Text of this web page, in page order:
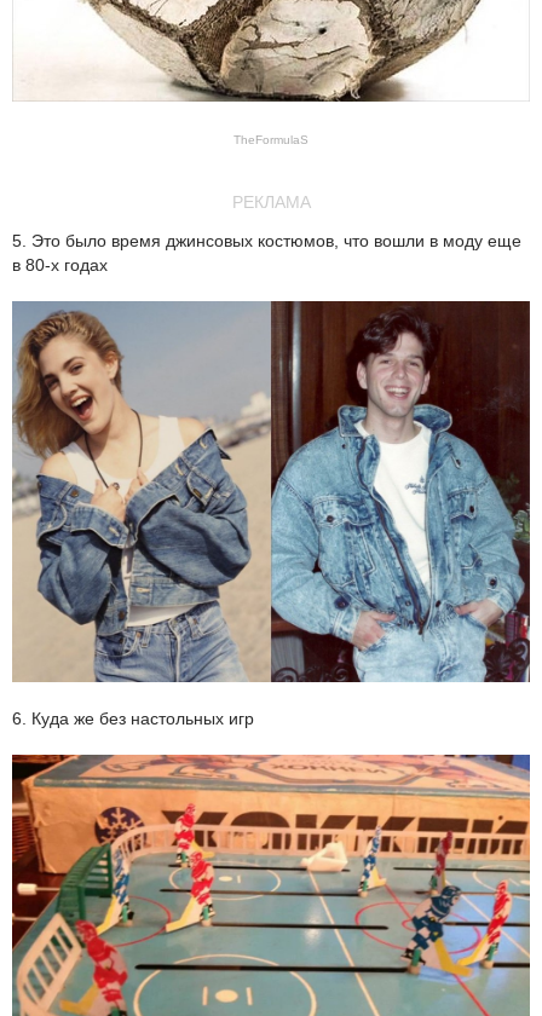
TheFormulaS
РЕКЛАМА
5. Это было время джинсовых костюмов, что вошли в моду еще
в 80-х годах
6. Куда же без настольных игр